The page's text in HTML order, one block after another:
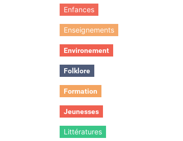
Enfances
Enseignements
Environement
Folklore
Formation
Jeunesses
Littératures